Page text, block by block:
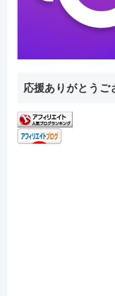
応援ありがとうご